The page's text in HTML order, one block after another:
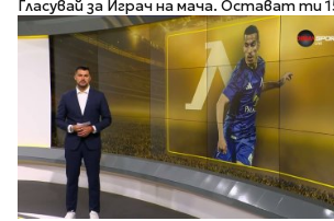
Гласувай за Играч на мача. Остават ти